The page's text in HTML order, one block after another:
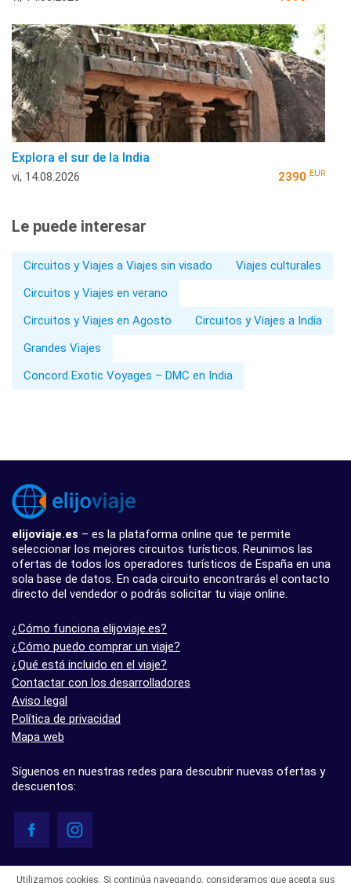
Explora el sur de la India
vi, 14.08.2026 2390 EUR
Le puede interesar
Circuitos y Viajes a Viajes sin visado
Viajes culturales
Circuitos y Viajes en verano
Circuitos y Viajes en Agosto
Circuitos y Viajes a India
Grandes Viajes
Concord Exotic Voyages – DMC en India
elijoviaje.es – es la plataforma online que te permite
seleccionar los mejores circuitos turísticos. Reunimos las
ofertas de todos los operadores turísticos de España en una
sola base de datos. En cada circuito encontrarás el contacto
directo del vendedor o podrás solicitar tu viaje online.
¿Cómo funciona elijoviaje.es?
¿Cómo puedo comprar un viaje?
¿Qué está incluido en el viaje?
Contactar con los desarrolladores
Aviso legal
Política de privacidad
Mapa web
Síguenos en nuestras redes para descubrir nuevas ofertas y
descuentos:
Utilizamos cookies. Si continúa navegando, consideramos que acepta sus